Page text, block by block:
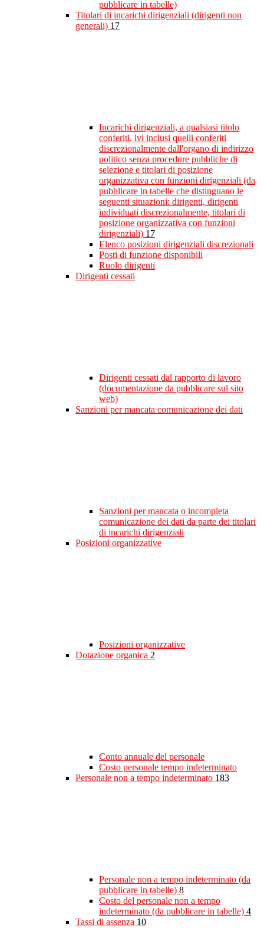
pubblicare in tabelle)
Titolari di incarichi dirigenziali (dirigenti non
generali) 17
Incarichi dirigenziali, a qualsiasi titolo
conferiti, ivi inclusi quelli conferiti
discrezionalmente dall'organo di indirizzo
politico senza procedure pubbliche di
selezione e titolari di posizione
organizzativa con funzioni dirigenziali (da
pubblicare in tabelle che distinguano le
seguenti situazioni: dirigenti, dirigenti
individuati discrezionalmente, titolari di
posizione organizzativa con funzioni
dirigenziali) 17
Elenco posizioni dirigenziali discrezionali
Posti di funzione disponibili
Ruolo dirigenti
Dirigenti cessati
Dirigenti cessati dal rapporto di lavoro
(documentazione da pubblicare sul sito
web)
Sanzioni per mancata comunicazione dei dati
Sanzioni per mancata o incompleta
comunicazione dei dati da parte dei titolari
di incarichi dirigenziali
Posizioni organizzative
Posizioni organizzative
Dotazione organica 2
Conto annuale del personale
Costo personale tempo indeterminato
Personale non a tempo indeterminato 183
Personale non a tempo indeterminato (da
pubblicare in tabelle) 8
Costo del personale non a tempo
indeterminato (da pubblicare in tabelle) 4
Tassi di assenza 10